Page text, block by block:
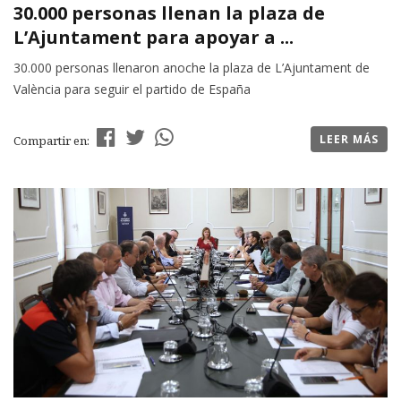
30.000 personas llenan la plaza de
L’Ajuntament para apoyar a ...
30.000 personas llenaron anoche la plaza de L’Ajuntament de
València para seguir el partido de España
Compartir en: LEER MÁS